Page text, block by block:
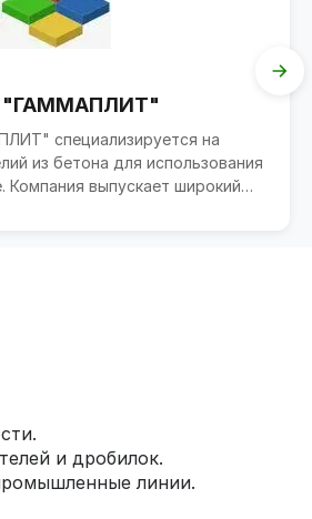
специализируется на
из бетона для использования
Компания выпускает широкий
и дробилок.
линии.